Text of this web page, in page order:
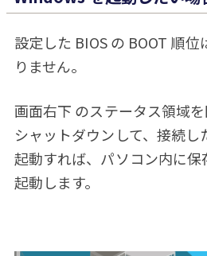
設定した BIOS の BOOT 順
りません。
画面右下 のステータス領域
シャットダウンして、接続し
起動すれば、パソコン内に
起動します。